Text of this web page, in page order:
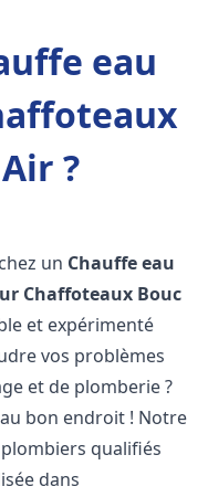
eau
?
un Chauffe eau
Chaffoteaux Bouc
et expérimenté
vos problèmes
et de plomberie ?
bon endroit ! Notre
qualifiés
dans